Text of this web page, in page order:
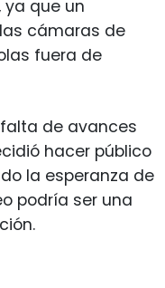
que un
cámaras de
fuera de
de avances
hacer público
la esperanza de
podría ser una